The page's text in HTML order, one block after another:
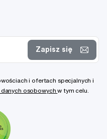
Zapisz się
i ofertach specjalnych i
osobowychw tym celu.